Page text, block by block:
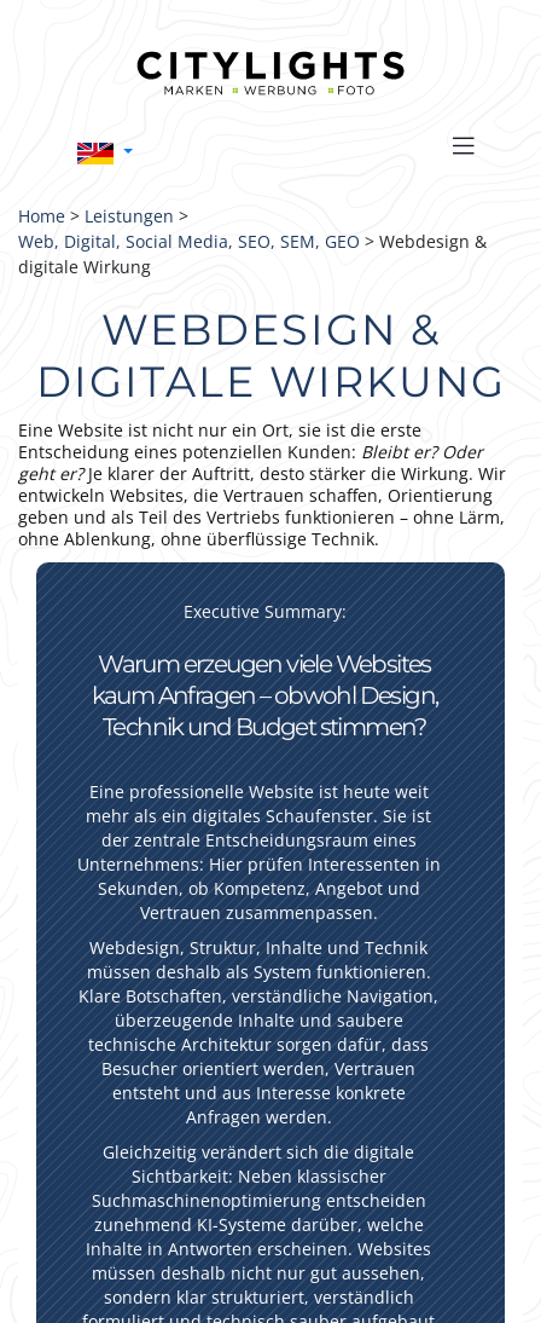
Home > Leistungen >
Web, Digital, Social Media, SEO, SEM, GEO > Webdesign &
digitale Wirkung
WEBDESIGN &
DIGITALE WIRKUNG
Eine Website ist nicht nur ein Ort, sie ist die erste
Entscheidung eines potenziellen Kunden: Bleibt er? Oder
geht er?Je klarer der Auftritt, desto stärker die Wirkung. Wir
entwickeln Websites, die Vertrauen schaffen, Orientierung
geben und als Teil des Vertriebs funktionieren – ohne Lärm,
ohne Ablenkung, ohne überflüssige Technik.
Executive Summary:
Warum erzeugen viele Websites
kaum Anfragen – obwohl Design,
Technik und Budget stimmen?
Eine professionelle Website ist heute weit
mehr als ein digitales Schaufenster. Sie ist
der zentrale Entscheidungsraum eines
Unternehmens: Hier prüfen Interessenten in
Sekunden, ob Kompetenz, Angebot und
Vertrauen zusammenpassen.
Webdesign, Struktur, Inhalte und Technik
müssen deshalb als System funktionieren.
Klare Botschaften, verständliche Navigation,
überzeugende Inhalte und saubere
technische Architektur sorgen dafür, dass
Besucher orientiert werden, Vertrauen
entsteht und aus Interesse konkrete
Anfragen werden.
Gleichzeitig verändert sich die digitale
Sichtbarkeit: Neben klassischer
Suchmaschinenoptimierung entscheiden
zunehmend KI-Systeme darüber, welche
Inhalte in Antworten erscheinen. Websites
müssen deshalb nicht nur gut aussehen,
sondern klar strukturiert, verständlich